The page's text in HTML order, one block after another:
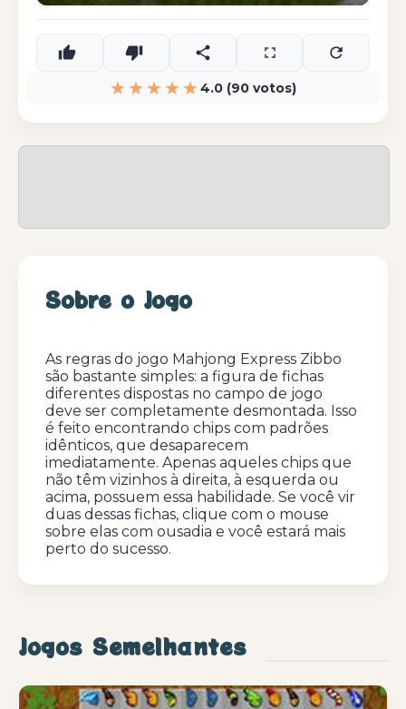
★★★★★ 4.0 (90 votos)
Sobre o Jogo
As regras do jogo Mahjong Express Zibbo
são bastante simples: a figura de fichas
diferentes dispostas no campo de jogo
deve ser completamente desmontada. Isso
é feito encontrando chips com padrões
idênticos, que desaparecem
imediatamente. Apenas aqueles chips que
não têm vizinhos à direita, à esquerda ou
acima, possuem essa habilidade. Se você vir
duas dessas fichas, clique com o mouse
sobre elas com ousadia e você estará mais
perto do sucesso.
Jogos Semelhantes